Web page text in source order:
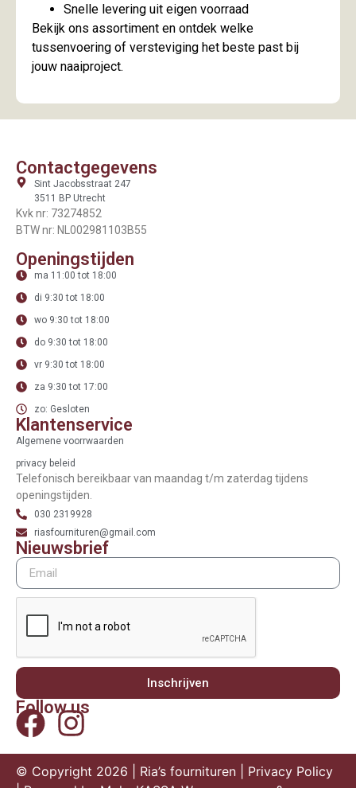
Snelle levering uit eigen voorraad
Bekijk ons assortiment en ontdek welke
tussenvoering of versteviging het beste past bij
jouw naaiproject.
Contactgegevens
Sint Jacobsstraat 247
3511 BP Utrecht
Kvk nr: 73274852
BTW nr: NL002981103B55
Openingstijden
ma 11:00 tot 18:00
di 9:30 tot 18:00
wo 9:30 tot 18:00
do 9:30 tot 18:00
vr 9:30 tot 18:00
za 9:30 tot 17:00
zo: Gesloten
Klantenservice
Algemene voorrwaarden
privacy beleid
Telefonisch bereikbaar van maandag t/m zaterdag tijdens
openingstijden.
030 2319928
riasfournituren@gmail.com
Nieuwsbrief
Inschrijven
Follow us
© Copyright 2026 | Ria’s fournituren | Privacy Policy